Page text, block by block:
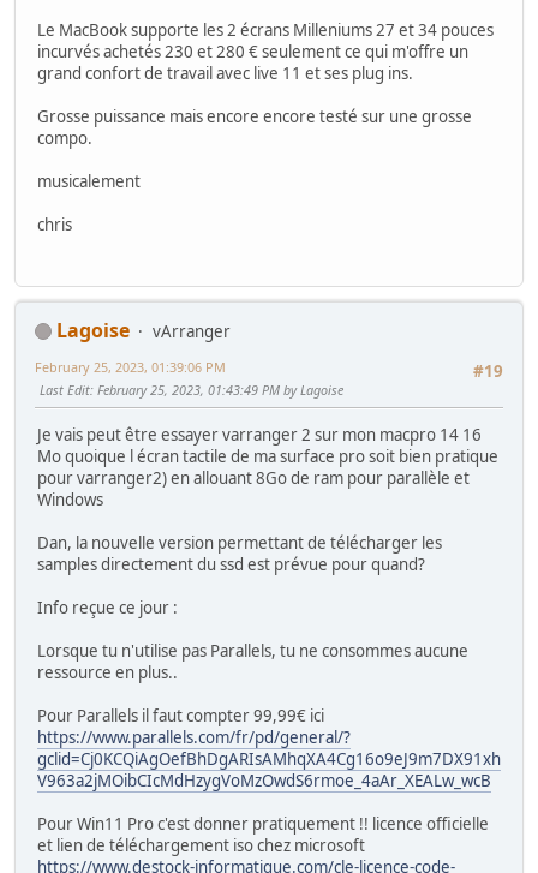
Le MacBook supporte les 2 écrans Milleniums 27 et 34 pouces
incurvés achetés 230 et 280 € seulement ce qui m'offre un
grand confort de travail avec live 11 et ses plug ins.
Grosse puissance mais encore encore testé sur une grosse
compo.
musicalement
chris
Lagoise
vArranger
#19
February 25, 2023, 01:39:06 PM
Last Edit: February 25, 2023, 01:43:49 PM by Lagoise
Je vais peut être essayer varranger 2 sur mon macpro 14 16
Mo quoique l écran tactile de ma surface pro soit bien pratique
pour varranger2) en allouant 8Go de ram pour parallèle et
Windows
Dan, la nouvelle version permettant de télécharger les
samples directement du ssd est prévue pour quand?
Info reçue ce jour :
Lorsque tu n'utilise pas Parallels, tu ne consommes aucune
ressource en plus..
Pour Parallels il faut compter 99,99€ ici
https://www.parallels.com/fr/pd/general/?
gclid=Cj0KCQiAgOefBhDgARIsAMhqXA4Cg16o9eJ9m7DX91xh
V963a2jMOibCIcMdHzygVoMzOwdS6rmoe_4aAr_XEALw_wcB
Pour Win11 Pro c'est donner pratiquement !! licence officielle
et lien de téléchargement iso chez microsoft
https://www.destock-informatique.com/cle-licence-code-